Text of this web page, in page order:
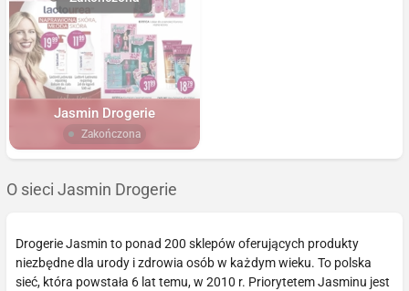
Jasmin Drogerie
Zakończona
O sieci Jasmin Drogerie
Drogerie Jasmin to ponad 200 sklepów oferujących produkty
niezbędne dla urody i zdrowia osób w każdym wieku. To polska
sieć, która powstała 6 lat temu, w 2010 r. Priorytetem Jasminu jest